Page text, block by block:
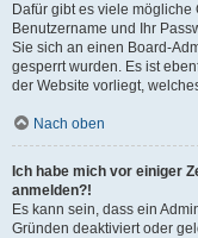
Dafür gibt es viele
Benutzername und Ihr
Sie sich an einen Board-
gesperrt wurden. Es ist
der Website vorliegt,
Nach oben
Ich habe mich vor einiger
anmelden?!
Es kann sein, dass ein
Gründen deaktiviert oder